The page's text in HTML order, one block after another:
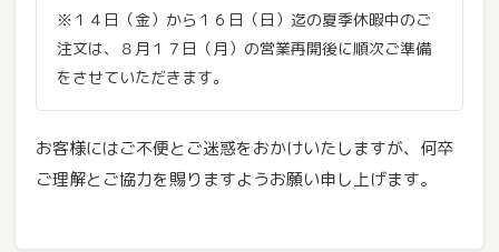
※１４日（金）から１６日（日）迄の夏季休暇中のご
注文は、８月１７日（月）の営業再開後に順次ご準備
をさせていただきます。
お客様にはご不便とご迷惑をおかけいたしますが、何卒
ご理解とご協力を賜りますようお願い申し上げます。